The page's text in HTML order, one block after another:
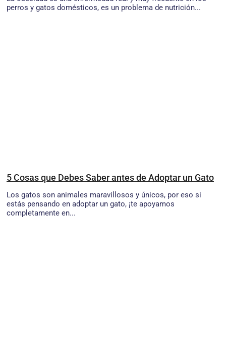
perros y gatos domésticos, es un problema de nutrición...
5 Cosas que Debes Saber antes de Adoptar un Gato
Los gatos son animales maravillosos y únicos, por eso si
estás pensando en adoptar un gato, ¡te apoyamos
completamente en...